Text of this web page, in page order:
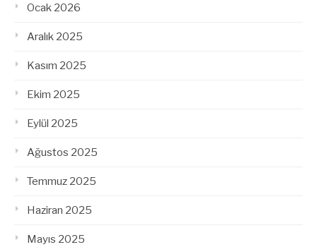
Ocak 2026
Aralık 2025
Kasım 2025
Ekim 2025
Eylül 2025
Ağustos 2025
Temmuz 2025
Haziran 2025
Mayıs 2025